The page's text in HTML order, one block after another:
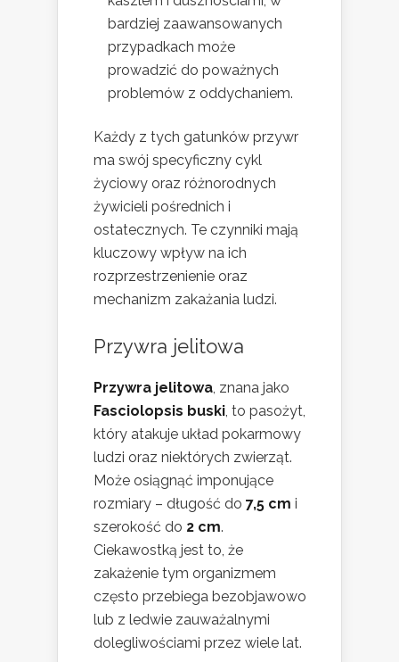
bardziej zaawansowanych
przypadkach może
prowadzić do poważnych
problemów z oddychaniem.
Każdy z tych gatunków przywr
ma swój specyficzny cykl
życiowy oraz różnorodnych
żywicieli pośrednich i
ostatecznych. Te czynniki mają
kluczowy wpływ na ich
rozprzestrzenienie oraz
mechanizm zakażania ludzi.
Przywra jelitowa
Przywra jelitowa , znana jako
Fasciolopsis buski , to pasożyt,
który atakuje układ pokarmowy
ludzi oraz niektórych zwierząt.
Może osiągnąć imponujące
rozmiary – długość do 7,5 cm i
szerokość do 2 cm.
Ciekawostką jest to, że
zakażenie tym organizmem
często przebiega bezobjawowo
lub z ledwie zauważalnymi
dolegliwościami przez wiele lat.